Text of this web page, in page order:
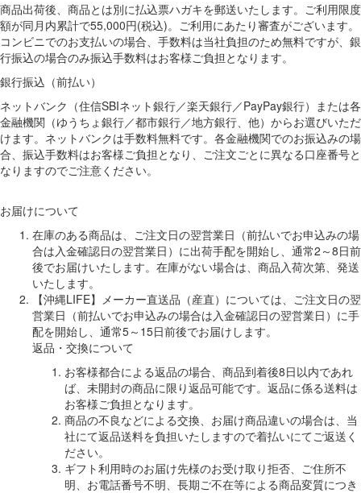
商品出荷後、商品とは別に払込票ハガキを郵送いたします。ご利用限度
額が同月内累計で55,000円(税込)。ご利用にあたり審査がございます。
コンビニでのお支払いの場合、手数料は当社負担のため無料ですが、銀
行振込の場合のみ振込手数料はお客様ご負担となります。
銀行振込（前払い）
ネットバンク（住信SBIネット銀行／楽天銀行／PayPay銀行）または各
金融機関（ゆうちょ銀行／都市銀行／地方銀行、他）からお選びいただ
けます。ネットバンクは手数料無料です。各金融機関でのお振込みの場
合、振込手数料はお客様ご負担となり、ご注文ごとに異なる口座番号と
なりますのでご注意ください。
お届けについて
在庫のある商品は、ご注文日の翌営業日（前払いでお申込みの場
合は入金確認日の翌営業日）に出荷手配を開始し、通常2～8日前
後でお届けいたします。在庫がない場合は、商品入荷次第、発送
いたします。
【沖縄LIFE】メーカー直送品（産直）については、ご注文日の翌
営業日（前払いでお申込みの場合は入金確認日の翌営業日）に手
配を開始し、通常5～15日前後でお届けします。
返品・交換について
お客様都合による返品の場合、商品到着後8日以内であれ
ば、未開封の商品に限り返品可能です。返品に係る送料は
お客様ご負担となります。
商品の不良などによる交換、お届け商品違いの場合は、当
社にて返品送料を負担いたしますので着払いにてご返送く
ださい。
ギフト利用時のお届け先様のお受け取り拒否、ご住所不
明、お電話番号不明、長期ご不在等による商品変質につき